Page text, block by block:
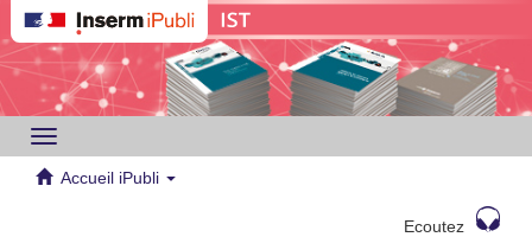
Toggle
navigation
Accueil iPubli
Ecoutez